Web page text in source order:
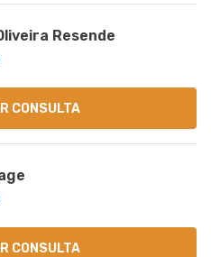
Resende
CONSULTA
CONSULTA